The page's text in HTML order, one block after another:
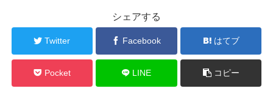
シェアする
Twitter Facebook はてブ
Pocket LINE コピー